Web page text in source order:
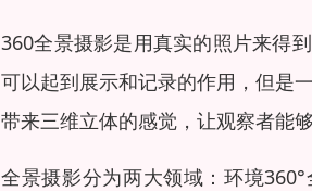
360全景摄影是用真实的照片来得
可以起到展示和记录的作用，但是
带来三维立体的感觉，让观察者能够
全景摄影分为两大领域：环境